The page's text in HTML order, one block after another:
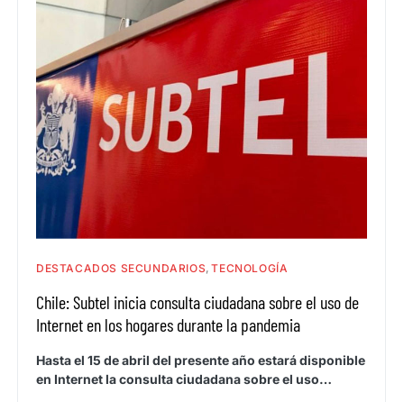
DESTACADOS SECUNDARIOS TECNOLOGÍA
Chile: Subtel inicia consulta ciudadana sobre el uso de
Internet en los hogares durante la pandemia
Hasta el 15 de abril del presente año estará disponible
en Internet la consulta ciudadana sobre el uso…